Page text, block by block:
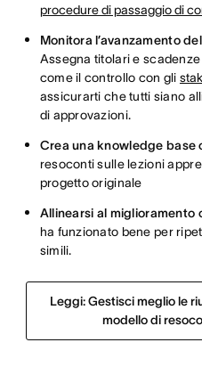
procedure di passaggio di
Monitora l’avanzamento
Assegna titolari e
come il controllo con gli
assicurarti che tutti siano
di approvazioni.
Crea una knowledge base
resoconti sulle lezioni
progetto originale
Allinearsi al miglioramento
ha funzionato bene per
simili.
Leggi: Gestisci meglio le
modello di